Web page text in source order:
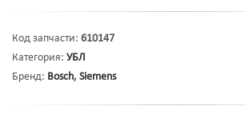
Код запчасти: 610147
Категория: УБЛ
Бренд: Bosch, Siemens